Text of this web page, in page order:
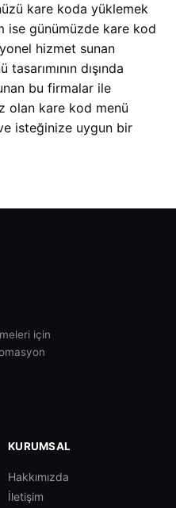
kare koda yüklemek
ise günümüzde kare kod
hizmet sunan
dışında
bu firmalar ile
olan kare kod menü
isteğinize uygun bir
için
KURUMSAL
Hakkımızda
İletişim